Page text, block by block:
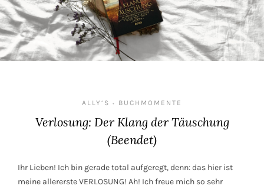
ALLY‘S • BUCHMOMENTE
Verlosung: Der Klang der Täuschung
(Beendet)
Ihr Lieben! Ich bin gerade total aufgeregt, denn: das hier ist
meine allererste VERLOSUNG! Ah! Ich freue mich so sehr